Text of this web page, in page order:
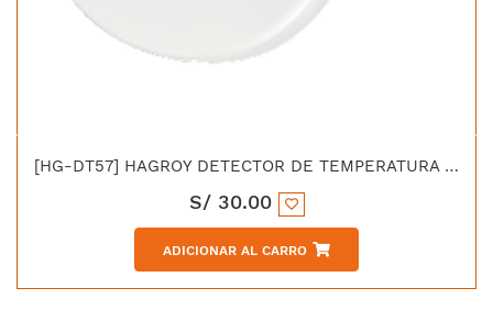
[HG-DT57] HAGROY DETECTOR DE TEMPERATURA UL
S/ 30.00
ADICIONAR AL CARRO